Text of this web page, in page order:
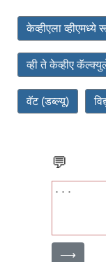
केव्हीएला
व्ही ते केव्हीए
वॅट (डब्ल्यू)
💬
⟶